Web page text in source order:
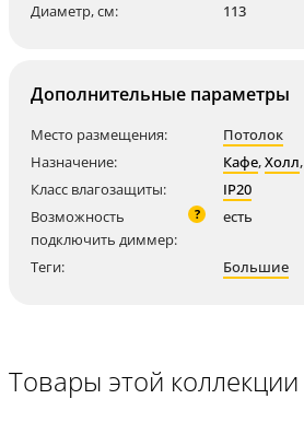
Диаметр, см: 113
Дополнительные параметры
Место размещения:
Потолок
Назначение:
Кафе,Холл,
Класс влагозащиты:
IP20
Возможность
подключить диммер:
? есть
Теги: Большие
Товары этой коллекции